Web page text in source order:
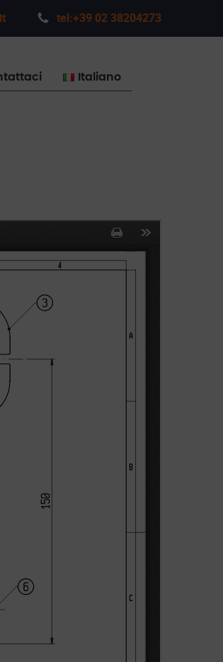
tel:+39 02 38204273
Italiano